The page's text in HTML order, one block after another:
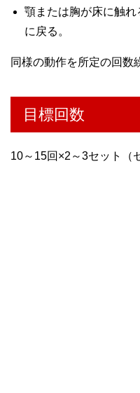
顎または胸が床に触
に戻る。
同様の動作を所定の回数
目標回数
10～15回×2～3セット（